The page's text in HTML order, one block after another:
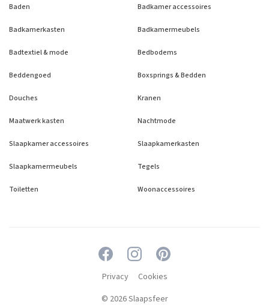
Baden Badkamer accessoires
Badkamerkasten Badkamermeubels
Badtextiel & mode Bedbodems
Beddengoed Boxsprings & Bedden
Douches Kranen
Maatwerk kasten Nachtmode
Slaapkamer accessoires Slaapkamerkasten
Slaapkamermeubels Tegels
Toiletten Woonaccessoires
© 2026 Slaapsfeer
Privacy Cookies